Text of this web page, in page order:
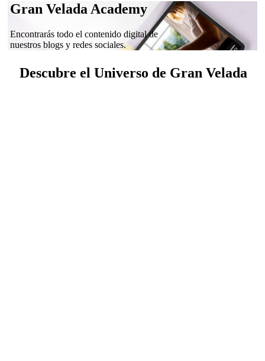
Gran Velada Academy
Encontrarás todo el contenido digital de
nuestros blogs y redes sociales.
Descubre el Universo de Gran Velada